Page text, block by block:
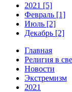
2021 [5]
Февраль [1]
Июль [2]
Декабрь [2]
Главная
Религия в
Новости
Экстремизм
2021